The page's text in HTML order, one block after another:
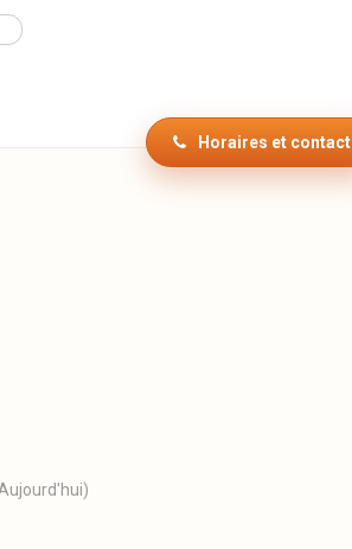
Horaires et contact